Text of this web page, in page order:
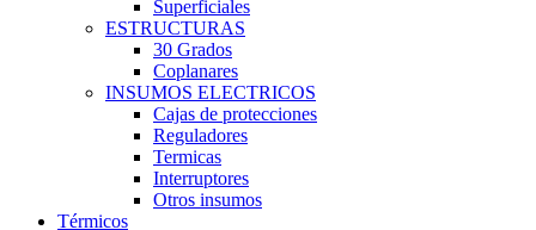
Superficiales
ESTRUCTURAS
30 Grados
Coplanares
INSUMOS ELECTRICOS
Cajas de protecciones
Reguladores
Termicas
Interruptores
Otros insumos
Térmicos